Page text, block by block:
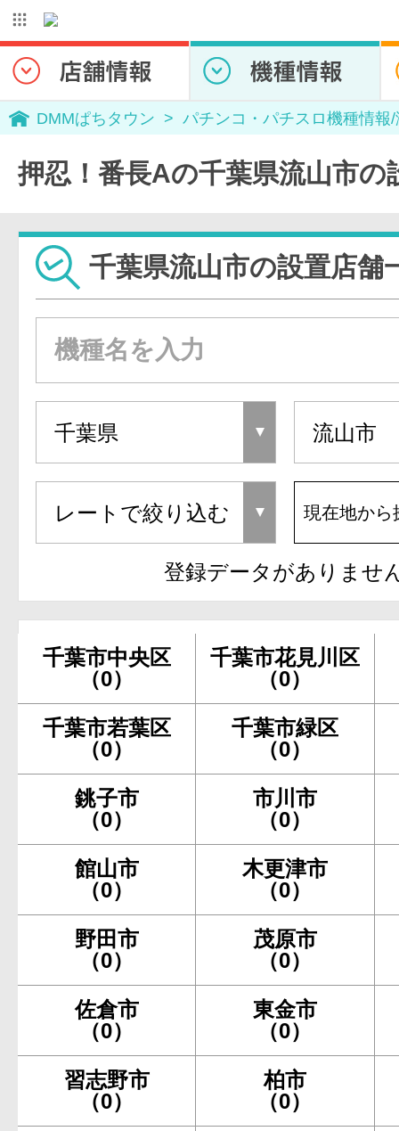
DMMぱちタウン パチンコ・パチスロ機種情報
押忍！番長Aの千葉県流山市の
千葉県流山市の設置店舗
現在地から
登録データがありませ
千葉市中央区
（0）
千葉市花見川区
（0）
千葉市若葉区
（0）
千葉市緑区
（0）
銚子市
（0）
市川市
（0）
館山市
（0）
木更津市
（0）
野田市
（0）
茂原市
（0）
佐倉市
（0）
東金市
（0）
習志野市
（0）
柏市
（0）